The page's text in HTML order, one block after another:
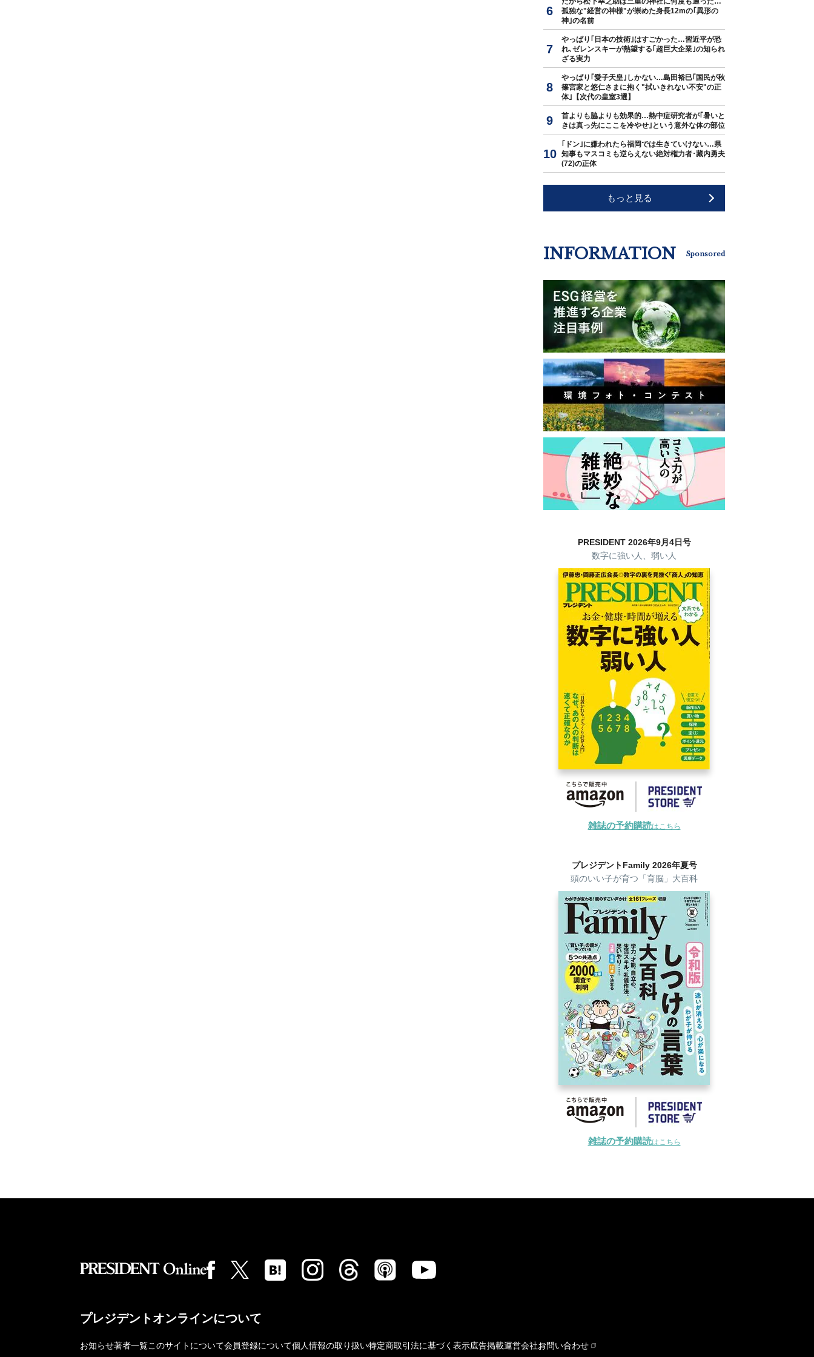
孤独な"経営の神様"が崇めた身長12mの｢異形の
神｣の名前
やっぱり｢日本の技術｣はすごかった…習近平が恐
れ､ゼレンスキーが熱望する｢超巨大企業｣の知られ
ざる実力
やっぱり｢愛子天皇｣しかない…島田裕巳｢国民が秋
篠宮家と悠仁さまに抱く"拭いきれない不安"の正
体｣【次代の皇室3選】
首よりも脇よりも効果的…熱中症研究者が｢暑いと
きは真っ先にここを冷やせ｣という意外な体の部位
｢ドン｣に嫌われたら福岡では生きていけない…県
知事もマスコミも逆らえない絶対権力者･藏内勇夫
(72)の正体
もっと見る
INFORMATION Sponsored
PRESIDENT 2026年9月4日号
数字に強い人、弱い人
雑誌の予約購読はこちら
プレジデントFamily 2026年夏号
頭のいい子が育つ「育脳」大百科
雑誌の予約購読はこちら
プレジデントオンラインについて
お知らせ著者一覧このサイトについて会員登録について個人情報の取り扱い特定商取引法に基づく表示広告掲載運営会社お問い合わせ